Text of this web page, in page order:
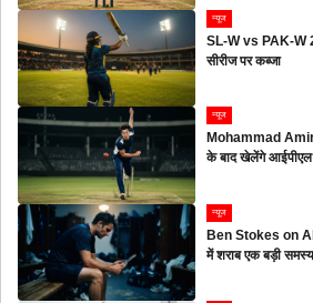
न्यूज
SL-W vs PAK-W
सीरीज पर कब्जा
न्यूज
Mohammad Amir
के बाद खेलेंगे
न्यूज
Ben Stokes on
में शराब एक बड़ी